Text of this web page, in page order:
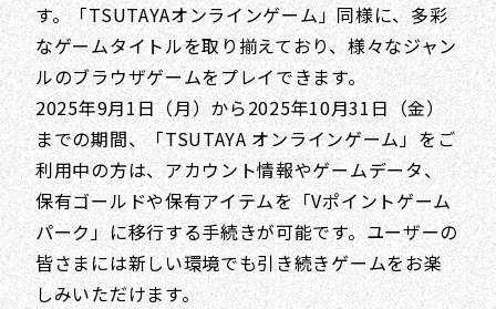
す。「TSUTAYAオンラインゲーム」同様に、多彩
なゲームタイトルを取り揃えており、様々なジャン
ルのブラウザゲームをプレイできます。
2025年9月1日（月）から2025年10月31日（金）
までの期間、「TSUTAYA オンラインゲーム」をご
利用中の方は、アカウント情報やゲームデータ、
保有ゴールドや保有アイテムを「Vポイントゲーム
パーク」に移行する手続きが可能です。ユーザーの
皆さまには新しい環境でも引き続きゲームをお楽
しみいただけます。